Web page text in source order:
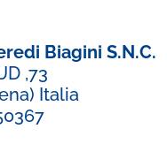
Biagini S.N.C.
,73
Italia